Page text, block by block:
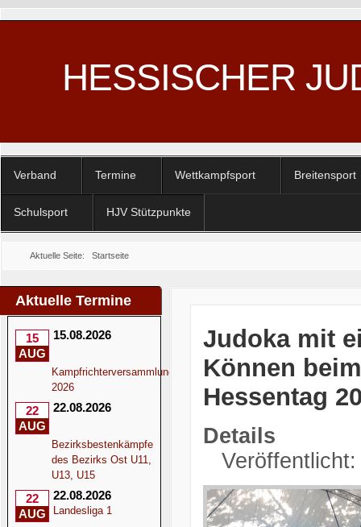
HESSISCHER
Verband Termine Wettkampfsport Breitensport
Schulsport HJV Stützpunkte
Aktuelle Seite: Startseite
Aktuelle Termine
15
AUG
15.08.2026
Kampfrichterversammlung
2026
22
AUG
22.08.2026
Bezirksbestenkämpfe
des Bezirks Ost U11,
U13, U15
22
AUG
22.08.2026
Landesliga 1
Judoka mit
Können
Hessentag
Details